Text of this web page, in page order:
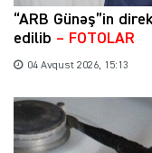
“ARB Günəş”in
edilib – FOTOLAR
04 Avqust 2026, 15:13